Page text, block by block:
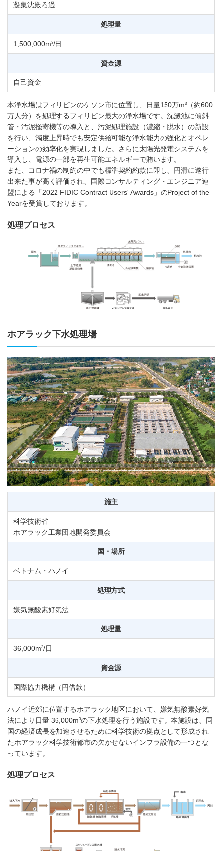
凝集沈殿ろ過
処理量
1,500,000m3/日
資金源
自己資金
本浄水場はフィリピンのケソン市に位置し、日量150万m3
（約600
万人分）を処理するフィリピン最大の浄水場です。沈澱池に傾斜
管・汚泥掻寄機等の導入と、汚泥処理施設（濃縮・脱水）の新設
を行い、濁度上昇時でも安定供給可能な浄水能力の強化とオペレ
ーションの効率化を実現しました。さらに太陽光発電システムを
導入し、電源の一部を再生可能エネルギーで賄います。
また、コロナ禍の制約の中でも標準契約約款に即し、円滑に遂行
出来た事が高く評価され、国際コンサルティング・エンジニア連
盟による「2022 FIDIC Contract Users' Awards」のProject of the
Yearを受賞しております。
処理プロセス
ホアラック下水処理場
施主
科学技術省
ホアラック工業団地開発委員会
国・場所
ベトナム・ハノイ
処理方式
嫌気無酸素好気法
処理量
36,000m3/日
資金源
国際協力機構（円借款）
ハノイ近郊に位置するホアラック地区において、嫌気無酸素好気
法により日量 36,000m3の下水処理を行う施設です。本施設は、同
国の経済成長を加速させるために科学技術の拠点として形成され
たホアラック科学技術都市の欠かせないインフラ設備の一つとな
っています。
処理プロセス